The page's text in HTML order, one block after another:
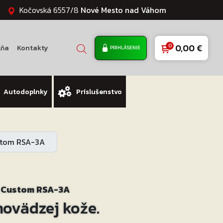
Kočovská 6557/8 Nové Mesto nad Váhom
Kontakty PRIHLÁSENIE 0,00€
Autodoplnky Príslušenstvo
RSA-3A
RSA-3A
kože.